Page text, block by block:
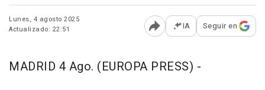
Lunes, 4 agosto 2025
Actualizado: 22:51
Abrir opciones para
IA Seguir en
MADRID 4 Ago. (EUROPA PRESS) -